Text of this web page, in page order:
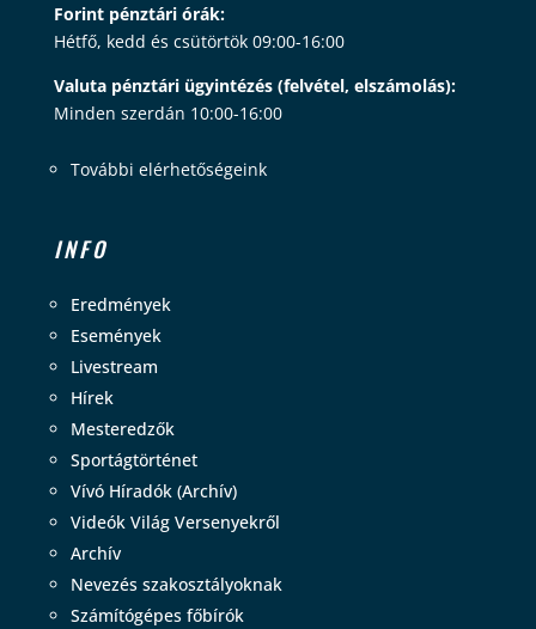
Forint pénztári órák:
Hétfő, kedd és csütörtök 09:00-16:00
Valuta pénztári ügyintézés (felvétel, elszámolás):
Minden szerdán 10:00-16:00
További elérhetőségeink
INFO
Eredmények
Események
Livestream
Hírek
Mesteredzők
Sportágtörténet
Vívó Híradók (Archív)
Videók Világ Versenyekről
Archív
Nevezés szakosztályoknak
Számítógépes főbírók